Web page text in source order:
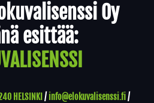
Oy
esittää:
HELSINKI / info@elokuvalisenssi.fi/